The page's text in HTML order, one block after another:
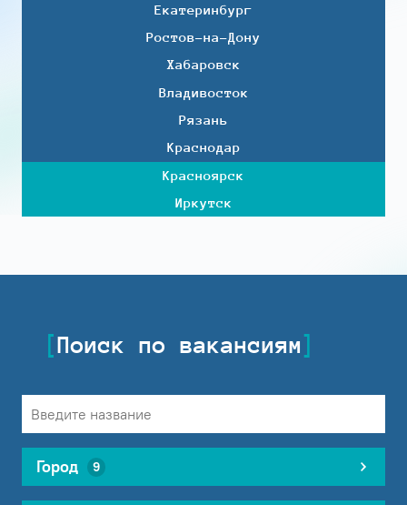
Екатеринбург
Ростов-на-Дону
Хабаровск
Владивосток
Рязань
Краснодар
Красноярск
Иркутск
Поиск по вакансиям
Город 9